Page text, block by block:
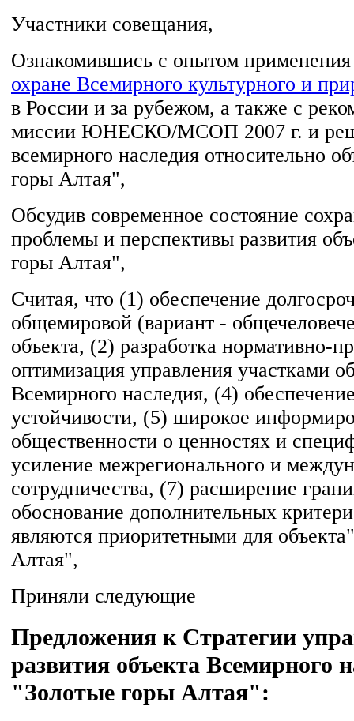
Участники совещания,
Ознакомившись с опытом
охране Всемирного культурного и
в России и за рубежом, а также с
миссии ЮНЕСКО/МСОП 2007 г. и
всемирного наследия относительно
горы Алтая",
Обсудив современное состояние
проблемы и перспективы развития
горы Алтая",
Считая, что (1) обеспечение
общемировой (вариант -
объекта, (2) разработка нормативно-
оптимизация управления участками
Всемирного наследия, (4)
устойчивости, (5) широкое
общественности о ценностях и
усиление межрегионального и
сотрудничества, (7) расширение
обоснование дополнительных
являются приоритетными для
Алтая",
Приняли следующие
Предложения к Стратегии
развития объекта Всемирного
"Золотые горы Алтая":